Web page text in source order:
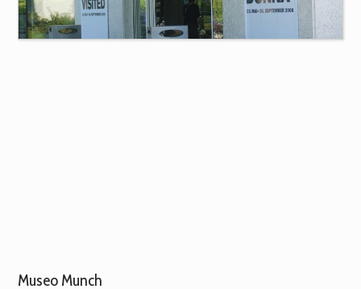
Museo Munch